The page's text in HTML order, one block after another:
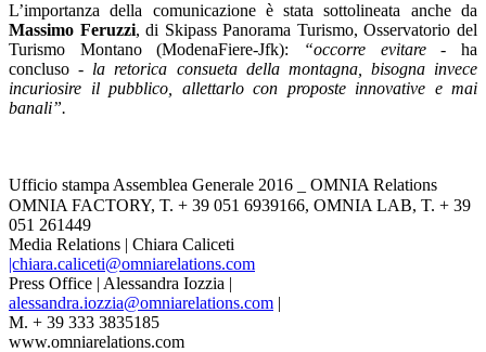
L’importanza della comunicazione è stata sottolineata anche da
Massimo Feruzzi, di Skipass Panorama Turismo, Osservatorio del
Turismo Montano (ModenaFiere-Jfk):
“occorre evitare- ha
concluso - la retorica consueta della montagna, bisogna invece
incuriosire il pubblico, allettarlo con proposte innovative e mai
banali”.
Ufficio stampa Assemblea Generale 2016 _ OMNIA Relations
OMNIA FACTORY, T. + 39 051 6939166, OMNIA LAB, T. + 39
051 261449
Media Relations | Chiara Caliceti
|chiara.caliceti@omniarelations.com
Press Office | Alessandra Iozzia |
alessandra.iozzia@omniarelations.com |
M. + 39 333 3835185
www.omniarelations.com